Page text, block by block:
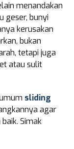
menandakan
geser, bunyi
kerusakan
bukan
tetapi juga
atau sulit
sliding
agar
Simak